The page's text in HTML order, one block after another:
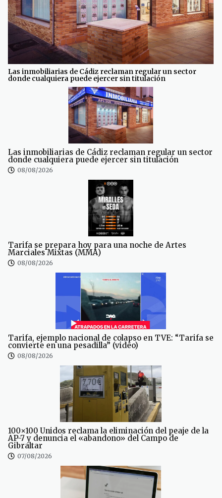
Las inmobiliarias de Cádiz reclaman regular un sector
donde cualquiera puede ejercer sin titulación
Las inmobiliarias de Cádiz reclaman regular un sector
donde cualquiera puede ejercer sin titulación
08/08/2026
Tarifa se prepara hoy para una noche de Artes
Marciales Mixtas (MMA)
08/08/2026
Tarifa, ejemplo nacional de colapso en TVE: “Tarifa se
convierte en una pesadilla” (video)
08/08/2026
100×100 Unidos reclama la eliminación del peaje de la
AP-7 y denuncia el «abandono» del Campo de
Gibraltar
07/08/2026